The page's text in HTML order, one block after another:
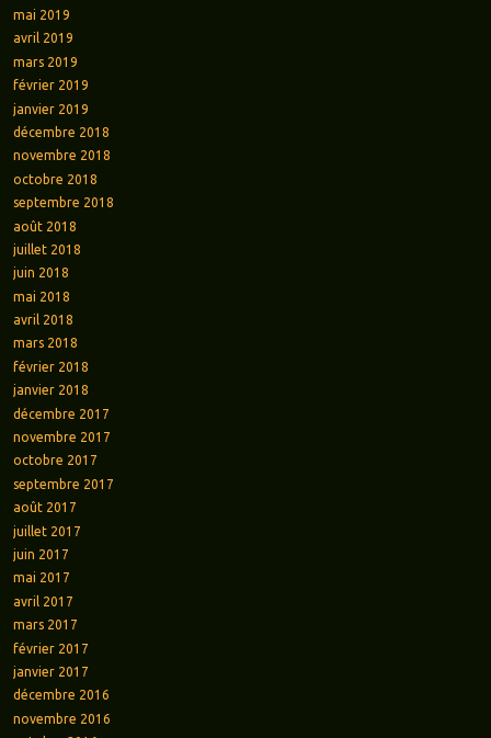
mai 2019
avril 2019
mars 2019
février 2019
janvier 2019
décembre 2018
novembre 2018
octobre 2018
septembre 2018
août 2018
juillet 2018
juin 2018
mai 2018
avril 2018
mars 2018
février 2018
janvier 2018
décembre 2017
novembre 2017
octobre 2017
septembre 2017
août 2017
juillet 2017
juin 2017
mai 2017
avril 2017
mars 2017
février 2017
janvier 2017
décembre 2016
novembre 2016